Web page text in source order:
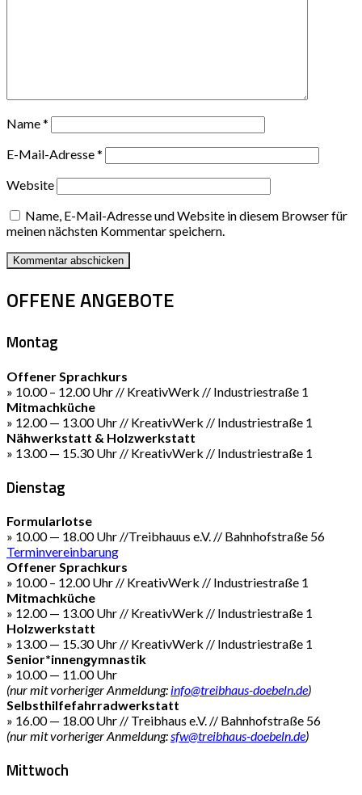
Name*
E-Mail-Adresse*
Website
Name, E-Mail-Adresse und Website in diesem Browser für
meinen nächsten Kommentar speichern.
OFFENE ANGEBOTE
Montag
Offener Sprachkurs
» 10.00 – 12.00 Uhr // KreativWerk // Industriestraße 1
Mitmachküche
» 12.00 — 13.00 Uhr // KreativWerk // Industriestraße 1
Nähwerkstatt & Holzwerkstatt
» 13.00 — 15.30 Uhr // KreativWerk // Industriestraße 1
Dienstag
Formularlotse
» 10.00 — 18.00 Uhr //Treibhauus e.V. // Bahnhofstraße 56
Terminvereinbarung
Offener Sprachkurs
» 10.00 – 12.00 Uhr // KreativWerk // Industriestraße 1
Mitmachküche
» 12.00 — 13.00 Uhr // KreativWerk // Industriestraße 1
Holzwerkstatt
» 13.00 — 15.30 Uhr // KreativWerk // Industriestraße 1
Senior*innengymnastik
» 10.00 — 11.00 Uhr
(nur mit vorheriger Anmeldung: info@treibhaus-doebeln.de)
Selbsthilfefahrradwerkstatt
» 16.00 — 18.00 Uhr // Treibhaus e.V. // Bahnhofstraße 56
(nur mit vorheriger Anmeldung:sfw@treibhaus-doebeln.de)
Mittwoch